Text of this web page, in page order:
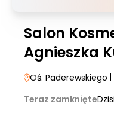
Salon
Agnieszka
Oś. Paderewskiego
Teraz zamknięte